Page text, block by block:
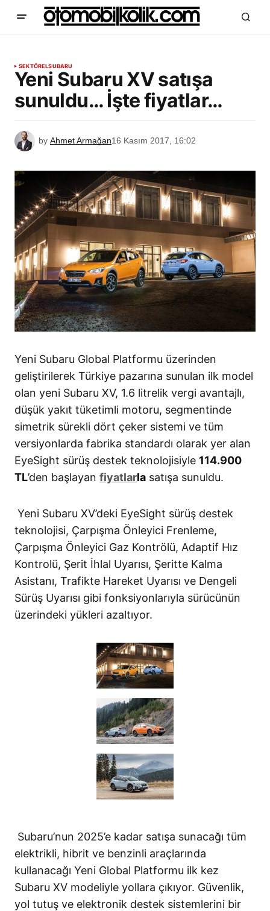
SEKTÖRELSUBARU
Yeni Subaru XV satışa
sunuldu… İşte fiyatlar…
by Ahmet Armağan16 Kasım 2017, 16:02
Yeni Subaru Global Platformu üzerinden
geliştirilerek Türkiye pazarına sunulan ilk model
olan yeni Subaru XV, 1.6 litrelik vergi avantajlı,
düşük yakıt tüketimli motoru, segmentinde
simetrik sürekli dört çeker sistemi ve tüm
versiyonlarda fabrika standardı olarak yer alan
EyeSight sürüş destek teknolojisiyle 114.900
TL’den başlayan fiyatlarla satışa sunuldu.
Yeni Subaru XV’deki EyeSight sürüş destek
teknolojisi, Çarpışma Önleyici Frenleme,
Çarpışma Önleyici Gaz Kontrölü, Adaptif Hız
Kontrolü, Şerit İhlal Uyarısı, Şeritte Kalma
Asistanı, Trafikte Hareket Uyarısı ve Dengeli
Sürüş Uyarısı gibi fonksiyonlarıyla sürücünün
üzerindeki yükleri azaltıyor.
Subaru’nun 2025’e kadar satışa sunacağı tüm
elektrikli, hibrit ve benzinli araçlarında
kullanacağı Yeni Global Platformu ilk kez
Subaru XV modeliyle yollara çıkıyor. Güvenlik,
yol tutuş ve elektronik destek sistemlerini bir